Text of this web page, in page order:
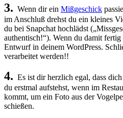
3. Wenn dir ein Mißgeschick
im Anschluß drehst du ein kleines
du bei Snapchat hochlädst
authentisch!“). Wenn du damit
Entwurf in deinem WordPress.
verarbeitet werden!!
4. Es ist dir herzlich egal, dass
du erstmal aufstehst, wenn im
kommt, um ein Foto aus der
schießen.